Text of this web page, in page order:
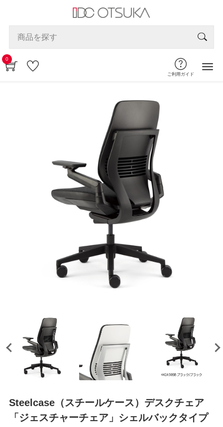
0
ご利用ガイド
Steelcase（スチールケース）デスクチェア
「ジェスチャーチェア」シェルバックタイプ